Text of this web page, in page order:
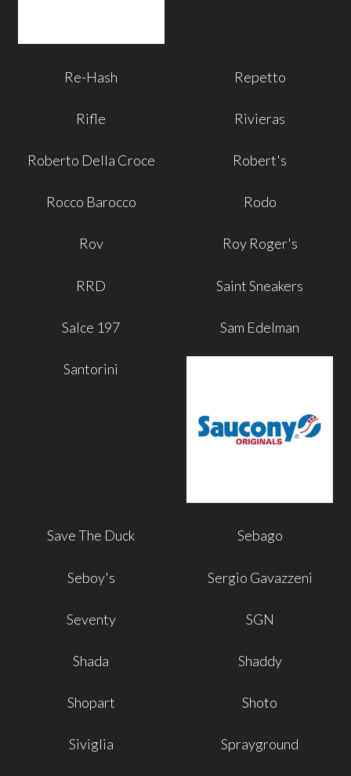
Re-Hash Repetto
Rifle Rivieras
Roberto Della Croce Robert's
Rocco Barocco Rodo
Rov Roy Roger's
RRD Saint Sneakers
Salce 197 Sam Edelman
Santorini
Save The Duck Sebago
Seboy's Sergio Gavazzeni
Seventy SGN
Shada Shaddy
Shopart Shoto
Siviglia Sprayground